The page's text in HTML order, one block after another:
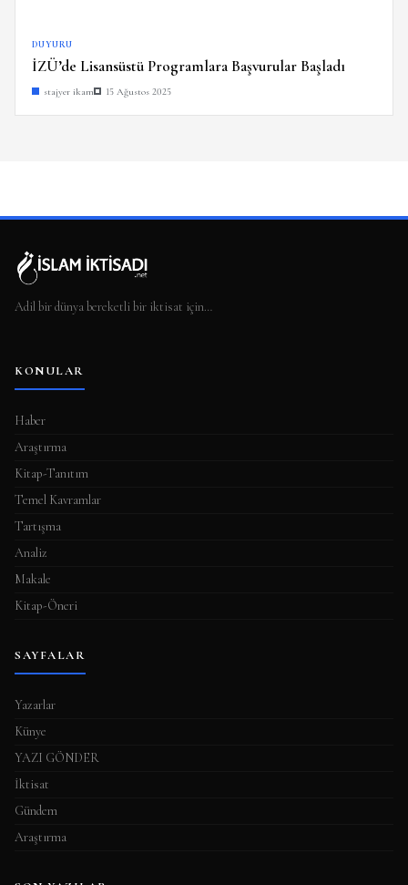
DUYURU
İZÜ’de Lisansüstü Programlara Başvurular Başladı
stajyer ikam 15 Ağustos 2025
Adil bir dünya bereketli bir iktisat için…
KONULAR
Haber
Araştırma
Kitap-Tanıtım
Temel Kavramlar
Tartışma
Analiz
Makale
Kitap-Öneri
SAYFALAR
Yazarlar
Künye
YAZI GÖNDER
İktisat
Gündem
Araştırma